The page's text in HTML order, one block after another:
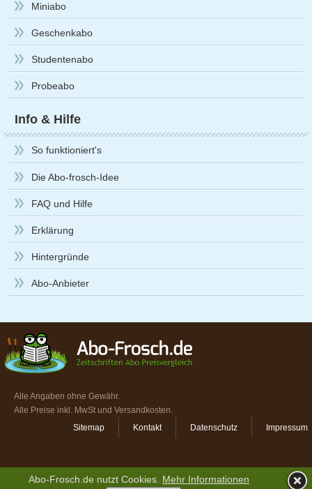
Miniabo
Geschenkabo
Studentenabo
Probeabo
Info & Hilfe
So funktioniert's
Die Abo-frosch-Idee
FAQ und Hilfe
Erklärung
Hintergründe
Abo-Anbieter
Alle Angaben ohne Gewähr.
Alle Preise inkl. MwSt und Versandkosten.
Sitemap
Kontakt Datenschutz Impressum
Abo-Frosch.de nutzt Cookies. Mehr Informationen